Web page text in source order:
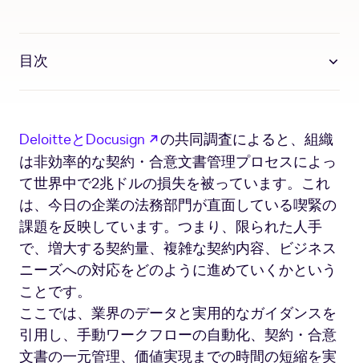
目次
DeloitteとDocusign 新しいタブで開く
の共同調査によると、組織
は非効率的な契約・合意文書管理プロセスによっ
て世界中で2兆ドルの損失を被っています。これ
は、今日の企業の法務部門が直面している喫緊の
課題を反映しています。つまり、限られた人手
で、増大する契約量、複雑な契約内容、ビジネス
ニーズへの対応をどのように進めていくかという
ことです。
ここでは、業界のデータと実用的なガイダンスを
引用し、手動ワークフローの自動化、契約・合意
文書の一元管理、価値実現までの時間の短縮を実